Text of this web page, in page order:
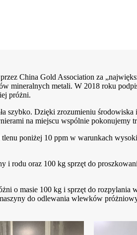
China Gold Association za
mineralnych metali. W 2018 roku
próżni.
Dzięki zrozumieniu
na miejscu wspólnie pokonujemy
poniżej 10 ppm w warunkach
rodu oraz 100 kg sprzęt do
o masie 100 kg i sprzęt do rozpylania
do odlewania wlewków